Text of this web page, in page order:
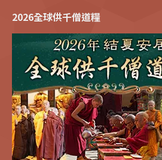
2026全球供千僧道糧